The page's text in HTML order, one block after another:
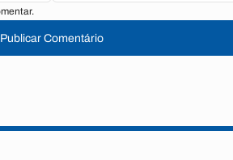
Publicar Comentário